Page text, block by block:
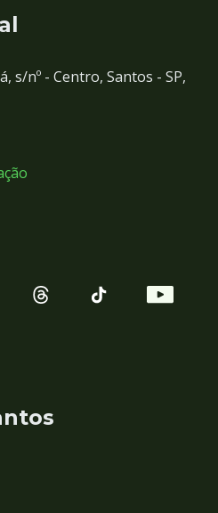
s/nº - Centro, Santos - SP,